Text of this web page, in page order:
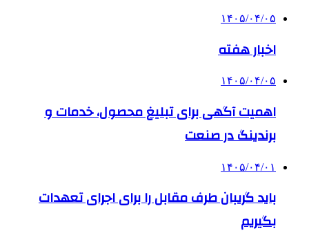
۱۴۰۵/۰۴/۰۵
اخبار هفته
۱۴۰۵/۰۴/۰۵
اهمیت آگهی برای تبلیغ محصول، خدمات و
برندینگ در صنعت
۱۴۰۵/۰۴/۰۱
باید گریبان طرف مقابل را برای اجرای تعهدات
بگیریم